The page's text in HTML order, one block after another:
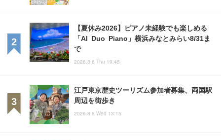
【夏休み2026】ピアノ未経験でも楽しめる
「AI Duo Piano」横浜みなとみらい8/31ま
で
2026.8.6 Thu 19:45
江戸東京歴史ツーリズム参加者募集、両国駅
周辺を街歩き
2026.8.5 Wed 13:15